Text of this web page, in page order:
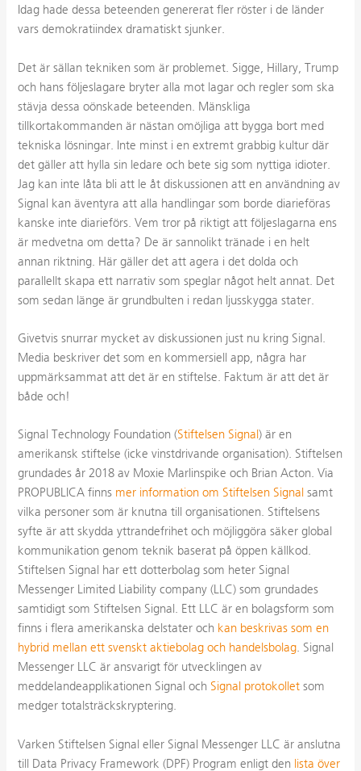
Idag hade dessa beteenden genererat fler röster i de länder
vars demokratiindex dramatiskt sjunker.
Det är sällan tekniken som är problemet. Sigge, Hillary, Trump
och hans följeslagare bryter alla mot lagar och regler som ska
stävja dessa oönskade beteenden. Mänskliga
tillkortakommanden är nästan omöjliga att bygga bort med
tekniska lösningar. Inte minst i en extremt grabbig kultur där
det gäller att hylla sin ledare och bete sig som nyttiga idioter.
Jag kan inte låta bli att le åt diskussionen att en användning av
Signal kan äventyra att alla handlingar som borde diarieföras
kanske inte diarieförs. Vem tror på riktigt att följeslagarna ens
är medvetna om detta? De är sannolikt tränade i en helt
annan riktning. Här gäller det att agera i det dolda och
parallellt skapa ett narrativ som speglar något helt annat. Det
som sedan länge är grundbulten i redan ljusskygga stater.
Givetvis snurrar mycket av diskussionen just nu kring Signal.
Media beskriver det som en kommersiell app, några har
uppmärksammat att det är en stiftelse. Faktum är att det är
både och!
Signal Technology Foundation (Stiftelsen Signal) är en
amerikansk stiftelse (icke vinstdrivande organisation). Stiftelsen
grundades år 2018 av Moxie Marlinspike och Brian Acton. Via
PROPUBLICA finns mer information om Stiftelsen Signal samt
vilka personer som är knutna till organisationen. Stiftelsens
syfte är att skydda yttrandefrihet och möjliggöra säker global
kommunikation genom teknik baserat på öppen källkod.
Stiftelsen Signal har ett dotterbolag som heter Signal
Messenger Limited Liability company (LLC) som grundades
samtidigt som Stiftelsen Signal. Ett LLC är en bolagsform som
finns i flera amerikanska delstater och kan beskrivas som en
hybrid mellan ett svenskt aktiebolag och handelsbolag. Signal
Messenger LLC är ansvarigt för utvecklingen av
meddelandeapplikationen Signal och Signal protokollet som
medger totalsträckskryptering.
Varken Stiftelsen Signal eller Signal Messenger LLC är anslutna
till Data Privacy Framework (DPF) Program enligt den lista över